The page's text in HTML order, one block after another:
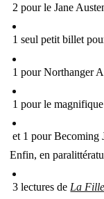
2 pour le Jane
1 seul petit billet
1 pour Northanger
1 pour le magnifique
et 1 pour Becoming
Enfin, en
3 lectures de La